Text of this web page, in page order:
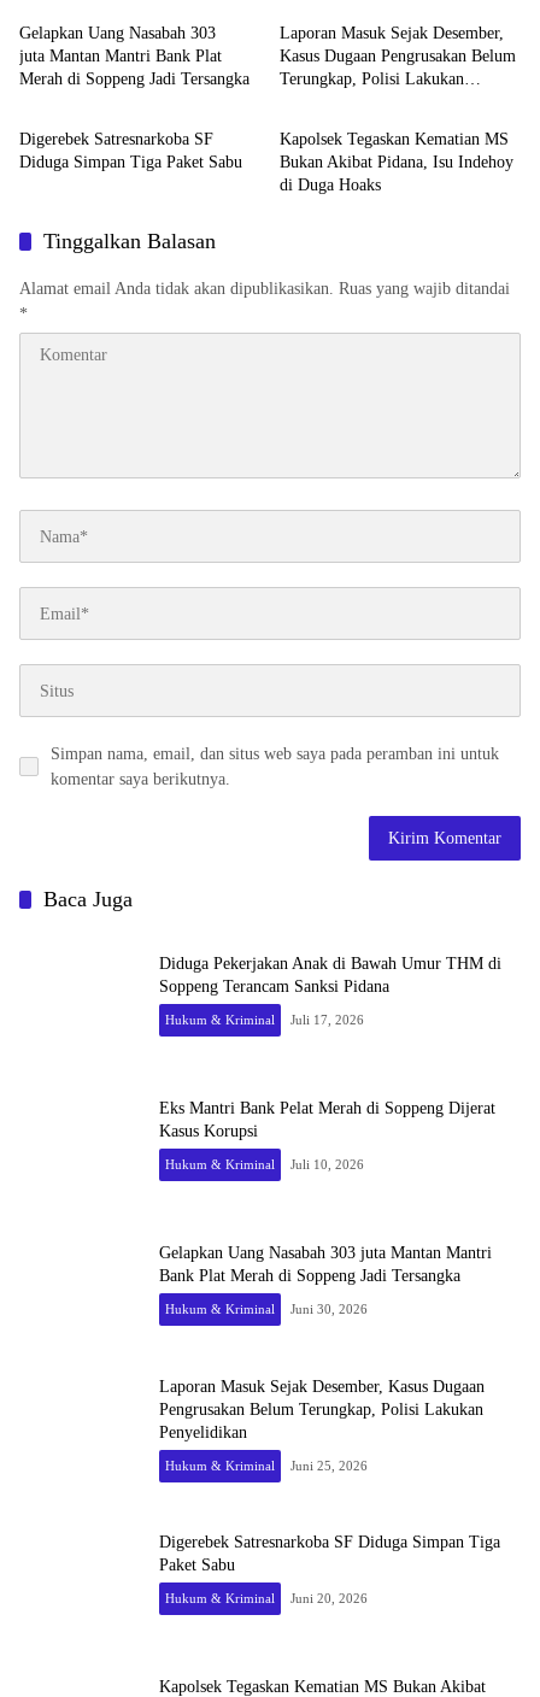
Gelapkan Uang Nasabah 303
juta Mantan Mantri Bank Plat
Merah di Soppeng Jadi Tersangka
Laporan Masuk Sejak Desember,
Kasus Dugaan Pengrusakan Belum
Terungkap, Polisi Lakukan
Hukum & Kriminal
Digerebek Satresnarkoba SF
Diduga Simpan Tiga Paket Sabu
Hukum & Kriminal
Kapolsek Tegaskan Kematian MS
Bukan Akibat Pidana, Isu Indehoy
di Duga Hoaks
Tinggalkan Balasan
Alamat email Anda tidak akan dipublikasikan. Ruas yang wajib ditandai
*
Simpan nama, email, dan situs web saya pada peramban ini untuk
komentar saya berikutnya.
Baca Juga
Diduga Pekerjakan Anak di Bawah Umur THM di
Soppeng Terancam Sanksi Pidana
Hukum & Kriminal Juli 17, 2026
Eks Mantri Bank Pelat Merah di Soppeng Dijerat
Kasus Korupsi
Hukum & Kriminal Juli 10, 2026
Gelapkan Uang Nasabah 303 juta Mantan Mantri
Bank Plat Merah di Soppeng Jadi Tersangka
Hukum & Kriminal Juni 30, 2026
Laporan Masuk Sejak Desember, Kasus Dugaan
Pengrusakan Belum Terungkap, Polisi Lakukan
Penyelidikan
Hukum & Kriminal Juni 25, 2026
Digerebek Satresnarkoba SF Diduga Simpan Tiga
Paket Sabu
Hukum & Kriminal Juni 20, 2026
Kapolsek Tegaskan Kematian MS Bukan Akibat